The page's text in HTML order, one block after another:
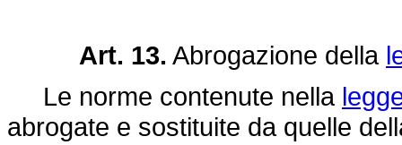
Art. 13. Abrogazione della
Le norme contenute nella
abrogate e sostituite da quelle